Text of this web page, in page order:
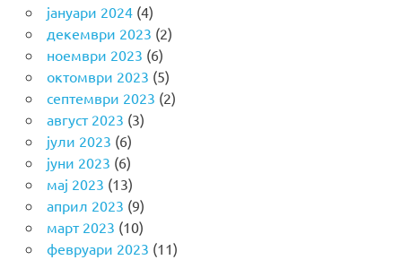
јануари 2024(4)
декември 2023 (2)
ноември 2023 (6)
октомври 2023 (5)
септември 2023 (2)
август 2023 (3)
јули 2023 (6)
јуни 2023 (6)
мај 2023 (13)
април 2023 (9)
март 2023 (10)
февруари 2023 (11)